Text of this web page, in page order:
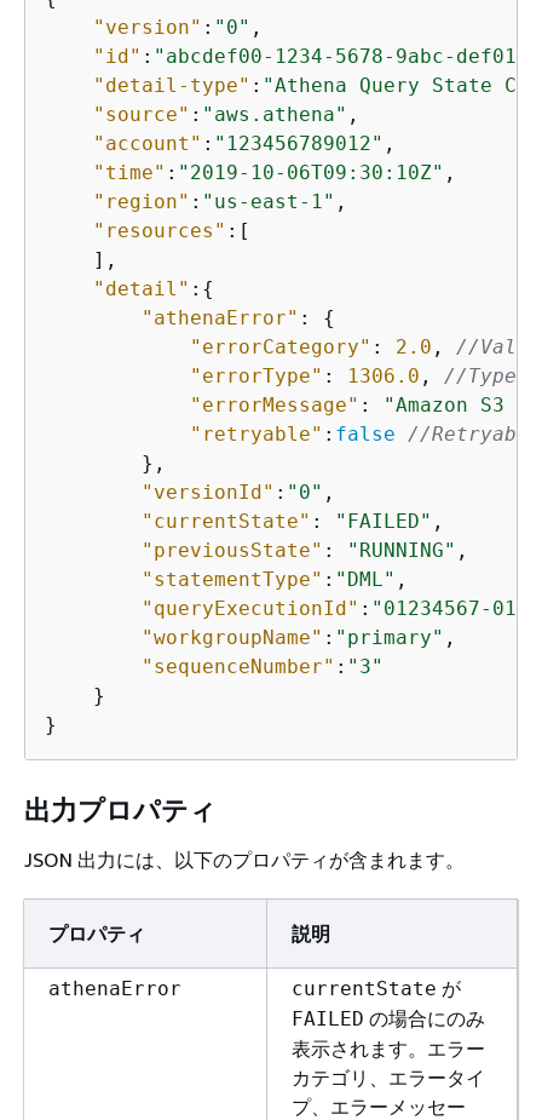
"version" : "0" ,
"id" : "abcdef00-1234-5678-9abc-
"detail-type" : "Athena Query State
"source" : "aws.athena" ,
"account" : "123456789012" ,
"time" : "2019-10-06T09:30:10Z" ,
"region" : "us-east-1" ,
"resources" :[
    ],
"detail" : {
"athenaError" : {
"errorCategory" : 2.0 , //
"errorType" : 1306.0 , //Type
"errorMessage" :
"Amazon S3
"retryable" : false
//
        },
"versionId" : "0" ,
"currentState" : "FAILED" ,
"previousState" : "RUNNING" ,
"statementType" : "DML" ,
"queryExecutionId" : "01234567-
"workgroupName" : "primary" ,
"sequenceNumber" : "3"
    }
出力プロパティ
JSON 出力には、以下のプロパティが含まれます。
プロパティ 説明
athenaError currentState が
FAILED の場合にのみ
表示されます。エラー
カテゴリ、エラータイ
プ、エラーメッセー